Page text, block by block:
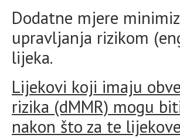
Dodatne mjere
upravljanja rizikom
lijeka.
Lijekovi koji imaju
rizika (dMMR) mogu
nakon što za te